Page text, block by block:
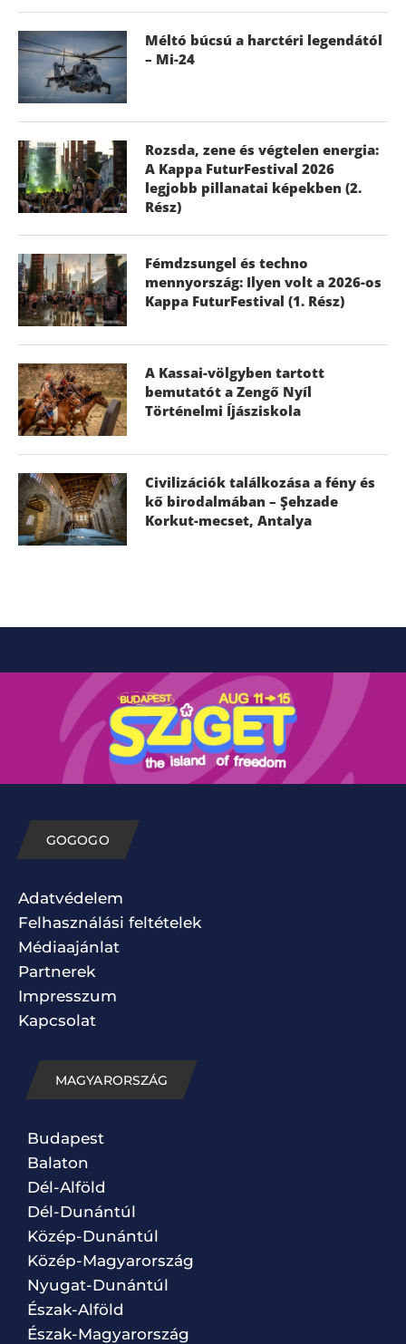
Méltó búcsú a harctéri legendától
– Mi-24
Rozsda, zene és végtelen energia:
A Kappa FuturFestival 2026
legjobb pillanatai képekben (2.
Rész)
Fémdzsungel és techno
mennyország: Ilyen volt a 2026-os
Kappa FuturFestival (1. Rész)
A Kassai-völgyben tartott
bemutatót a Zengő Nyíl
Történelmi Íjásziskola
Civilizációk találkozása a fény és
kő birodalmában – Şehzade
Korkut-mecset, Antalya
GOGOGO
Adatvédelem
Felhasználási feltételek
Médiaajánlat
Partnerek
Impresszum
Kapcsolat
MAGYARORSZÁG
Budapest
Balaton
Dél-Alföld
Dél-Dunántúl
Közép-Dunántúl
Közép-Magyarország
Nyugat-Dunántúl
Észak-Alföld
Észak-Magyarország